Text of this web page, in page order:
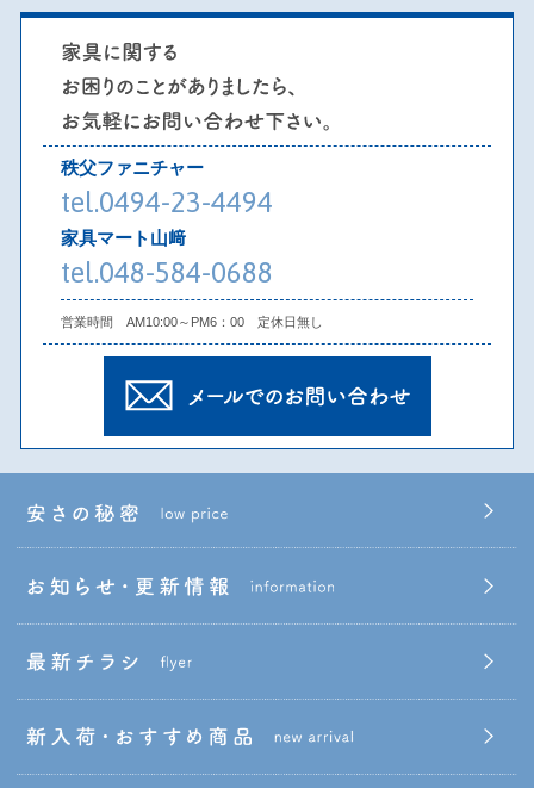
秩父ファニチャー
tel.0494-23-4494
家具マート山﨑
tel.048-584-0688
営業時間 AM10:00～PM6：00 定休日無し